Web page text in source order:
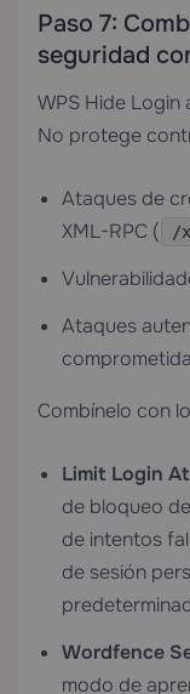
Paso 7:
seguridad
WPS Hide
No protege
Ataques de
XML-RPC (
/
Ataques
Combínelo con
Limit Login
de bloqueo
de intentos
de sesión
Wordfence
modo de